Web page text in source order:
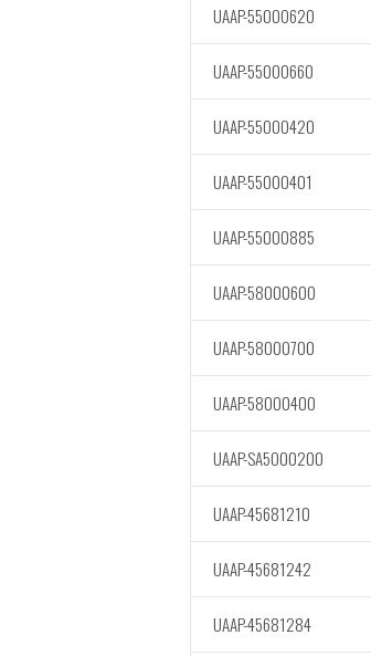
UAAP-55000620
UAAP-55000660
UAAP-55000420
UAAP-55000401
UAAP-55000885
UAAP-58000600
UAAP-58000700
UAAP-58000400
UAAP-SA5000200
UAAP-45681210
UAAP-45681242
UAAP-45681284